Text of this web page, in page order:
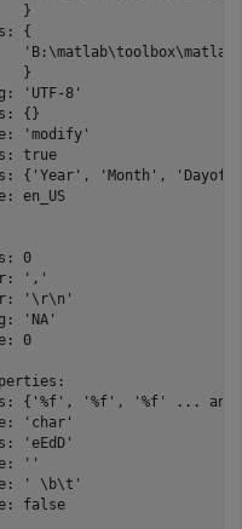
}
{
}
'UTF-8'
{}
'modify'
true
{'Year', 'Month',
en_US
0
','
'\r\n'
'NA'
0
{'%f', '%f', '%f' ... and
'char'
'eEdD'
''
' \b\t'
false